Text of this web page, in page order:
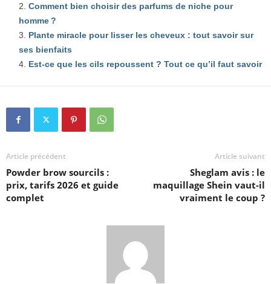
Comment bien choisir des parfums de niche pour
homme ?
Plante miracle pour lisser les cheveux : tout savoir sur
ses bienfaits
Est-ce que les cils repoussent ? Tout ce qu’il faut savoir
Article précédent
Powder brow sourcils :
prix, tarifs 2026 et guide
complet
Article suivant
Sheglam avis : le
maquillage Shein vaut-il
vraiment le coup ?